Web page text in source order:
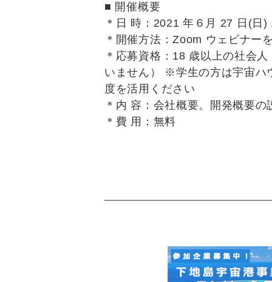
■ 開催概要
＊日 時：2021 年６月 27 日(
＊開催方法：Zoom ウェビナー
＊応募資格：18 歳以上の社会
いません） ※学生の方は宇宙ハ
度を活用ください
＊内 容：会社概要。開発概要
＊費 用：無料